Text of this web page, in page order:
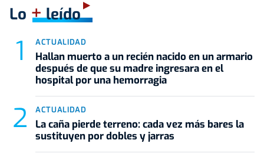
Lo +leído
ACTUALIDAD
Hallan muerto a un recién nacido en un armario
después de que su madre ingresara en el
hospital por una hemorragia
ACTUALIDAD
La caña pierde terreno: cada vez más bares la
sustituyen por dobles y jarras